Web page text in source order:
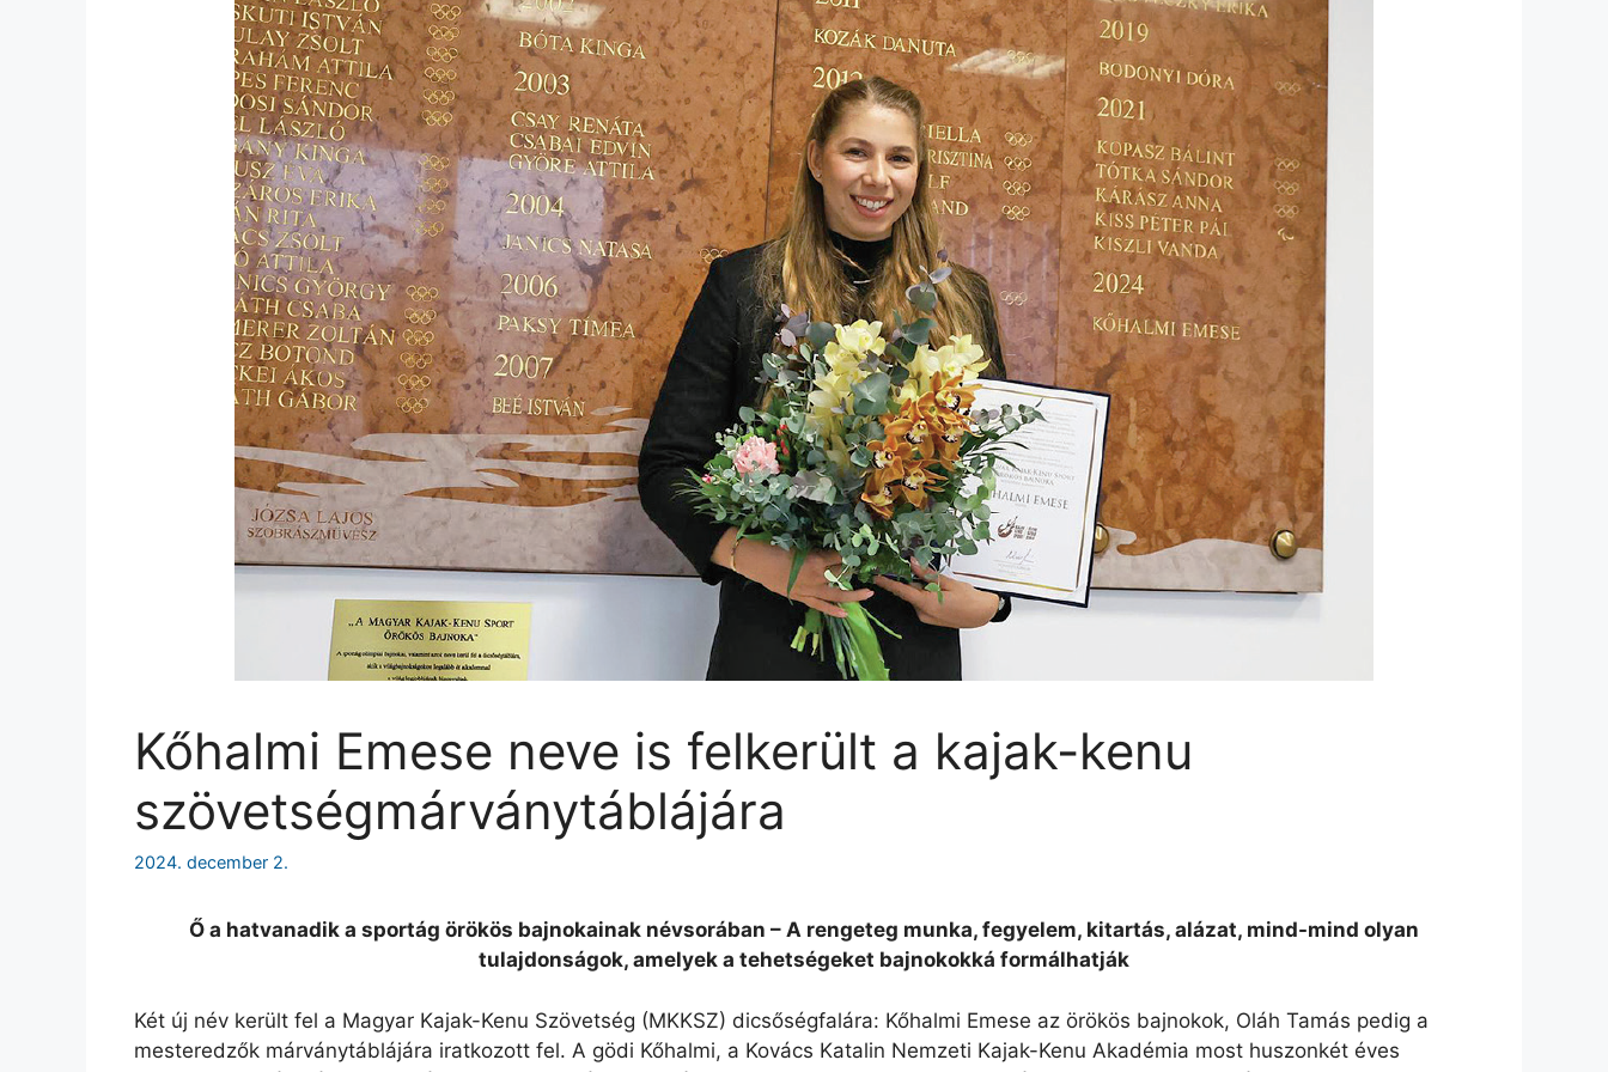
Kőhalmi Emese neve is felkerült a kajak-kenu
szövetségmárványtáblájára
2024. december 2.
Ő a hatvanadik a sportág örökös bajnokainak névsorában – A rengeteg munka, fegyelem, kitartás, alázat, mind-mind olyan
tulajdonságok, amelyek a tehetségeket bajnokokká formálhatják
Két új név került fel a Magyar Kajak-Kenu Szövetség (MKKSZ) dicsőségfalára: Kőhalmi Emese az örökös bajnokok, Oláh Tamás pedig a
mesteredzők márványtáblájára iratkozott fel. A gödi Kőhalmi, a Kovács Katalin Nemzeti Kajak-Kenu Akadémia most huszonkét éves